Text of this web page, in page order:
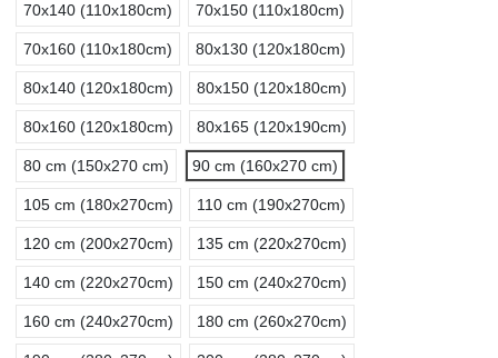
70x140 (110x180cm) 70x150 (110x180cm)
70x160 (110x180cm) 80x130 (120x180cm)
80x140 (120x180cm) 80x150 (120x180cm)
80x160 (120x180cm) 80x165 (120x190cm)
80 cm (150x270 cm) 90 cm (160x270 cm)
105 cm (180x270cm) 110 cm (190x270cm)
120 cm (200x270cm) 135 cm (220x270cm)
140 cm (220x270cm) 150 cm (240x270cm)
160 cm (240x270cm) 180 cm (260x270cm)